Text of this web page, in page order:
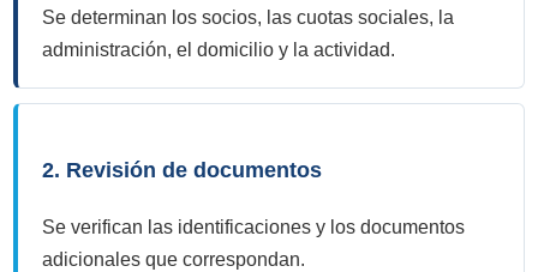
Se determinan los socios, las cuotas sociales, la
administración, el domicilio y la actividad.
2. Revisión de documentos
Se verifican las identificaciones y los documentos
adicionales que correspondan.